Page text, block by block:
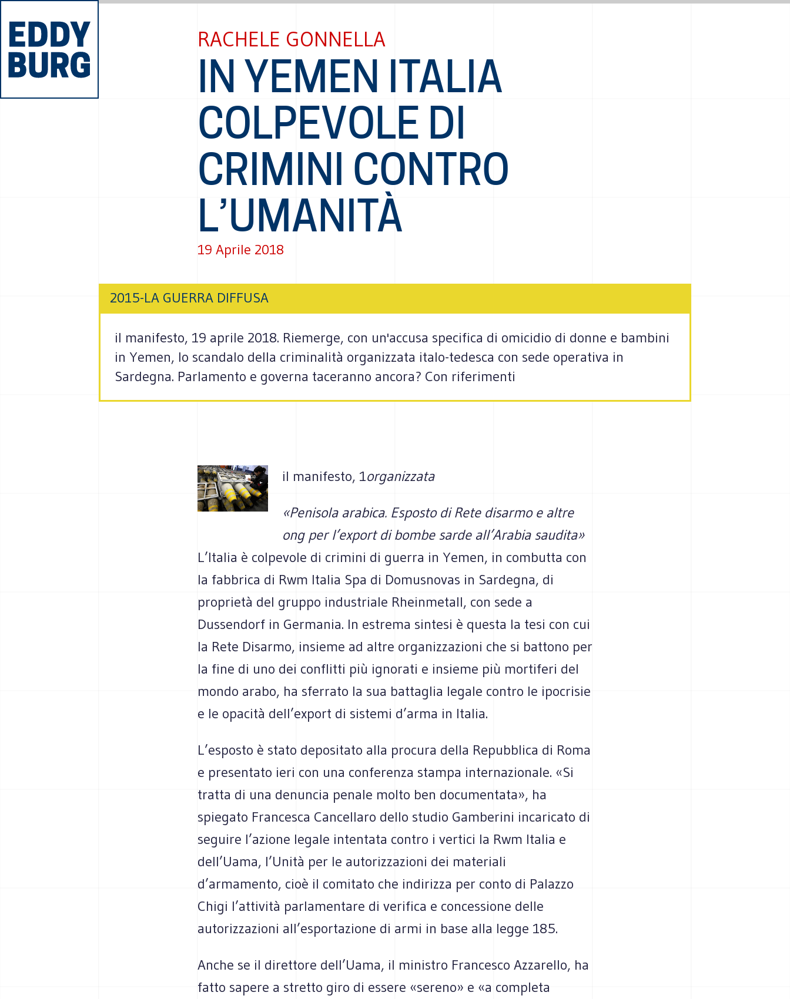
RACHELE GONNELLA
IN YEMEN ITALIA
COLPEVOLE DI
CRIMINI CONTRO
L’UMANITÀ
19 Aprile 2018
2015-LA GUERRA DIFFUSA
il manifesto, 19 aprile 2018. Riemerge, con un'accusa specifica di omicidio di donne e bambini
in Yemen, lo scandalo della criminalità organizzata italo-tedesca con sede operativa in
Sardegna. Parlamento e governa taceranno ancora? Con riferimenti
il manifesto, 1organizzata
«Penisola arabica. Esposto di Rete disarmo e altre
ong per l’export di bombe sarde all’Arabia saudita»
L’Italia è colpevole di crimini di guerra in Yemen, in combutta con
la fabbrica di Rwm Italia Spa di Domusnovas in Sardegna, di
proprietà del gruppo industriale Rheinmetall, con sede a
Dussendorf in Germania. In estrema sintesi è questa la tesi con cui
la Rete Disarmo, insieme ad altre organizzazioni che si battono per
la fine di uno dei conflitti più ignorati e insieme più mortiferi del
mondo arabo, ha sferrato la sua battaglia legale contro le ipocrisie
e le opacità dell’export di sistemi d’arma in Italia.
L’esposto è stato depositato alla procura della Repubblica di Roma
e presentato ieri con una conferenza stampa internazionale. «Si
tratta di una denuncia penale molto ben documentata», ha
spiegato Francesca Cancellaro dello studio Gamberini incaricato di
seguire l’azione legale intentata contro i vertici la Rwm Italia e
dell’Uama, l’Unità per le autorizzazioni dei materiali
d’armamento, cioè il comitato che indirizza per conto di Palazzo
Chigi l’attività parlamentare di verifica e concessione delle
autorizzazioni all’esportazione di armi in base alla legge 185.
Anche se il direttore dell’Uama, il ministro Francesco Azzarello, ha
fatto sapere a stretto giro di essere «sereno» e «a completa